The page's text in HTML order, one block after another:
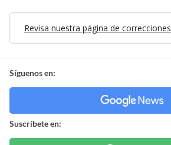
Revisa nuestra página de correcciones
Síguenos en:
Suscríbete en: